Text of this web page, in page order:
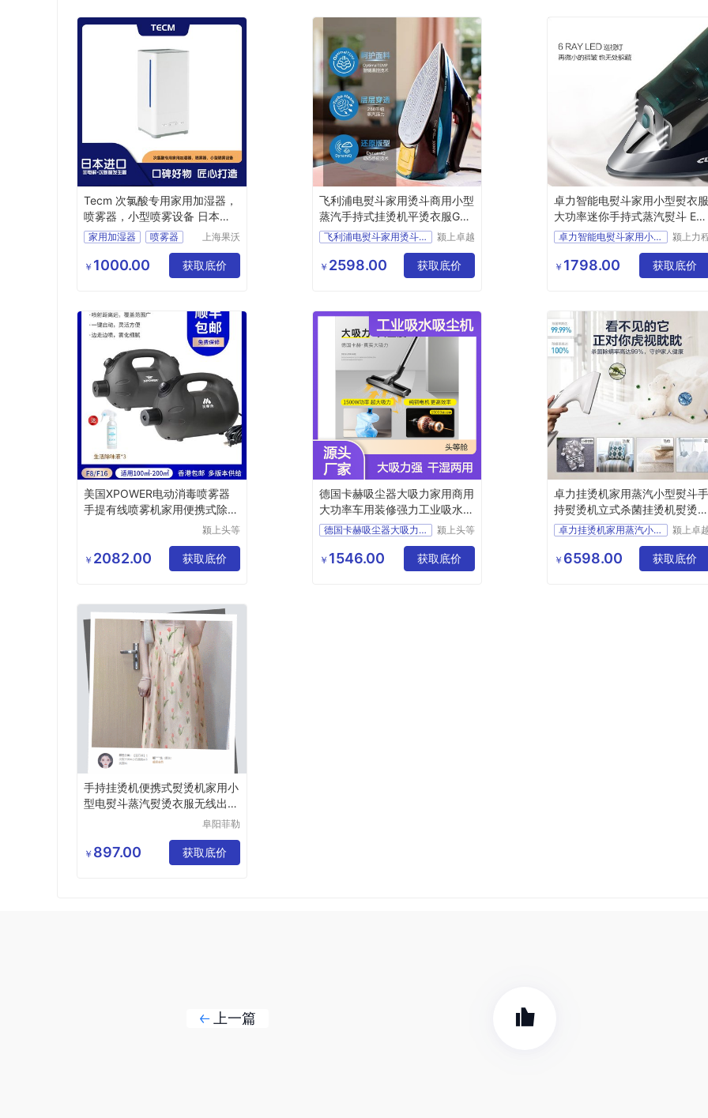
Tecm 次氯酸专用家用加湿器，
喷雾器，小型喷雾设备 日本进
口家用加湿器
喷雾器
上海果沃
有限公司
￥ 1000.00 获取底价
飞利浦电熨斗家用烫斗商用小型
蒸汽手持式挂烫机平烫衣服GC5
034
飞利浦电熨斗家用烫斗商用
颍上卓越
有限公司
￥ 2598.00 获取底价
卓力智能电熨斗家用小型熨衣
大功率迷你手持式蒸汽熨斗
446
卓力智能电熨斗家用小型熨
颍上力
有限公
￥ 1798.00 获取底价
美国XPOWER电动消毒喷雾器
手提有线喷雾机家用便携式除雾
颍上头等
展有限公
司
￥ 2082.00 获取底价
德国卡赫吸尘器大吸力家用商用
大功率车用装修强力工业吸水吸
尘机
德国卡赫吸尘器大吸力家用
颍上头等
展有限公
司
￥ 1546.00 获取底价
卓力挂烫机家用蒸汽小型熨斗
持熨烫机立式杀菌挂烫机熨烫B
G538
卓力挂烫机家用蒸汽小型熨
颍上卓
有限公
￥ 6598.00 获取底价
手持挂烫机便携式熨烫机家用小
型电熨斗蒸汽熨烫衣服无线出差
阜阳菲勒
公司
￥ 897.00 获取底价
上一篇